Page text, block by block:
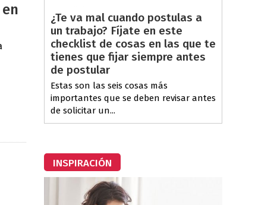
¿Te va mal cuando postulas a
un trabajo? Fíjate en este
checklist de cosas en las que te
tienes que fijar siempre antes
de postular
Estas son las seis cosas más
importantes que se deben revisar antes
de solicitar un...
INSPIRACIÓN